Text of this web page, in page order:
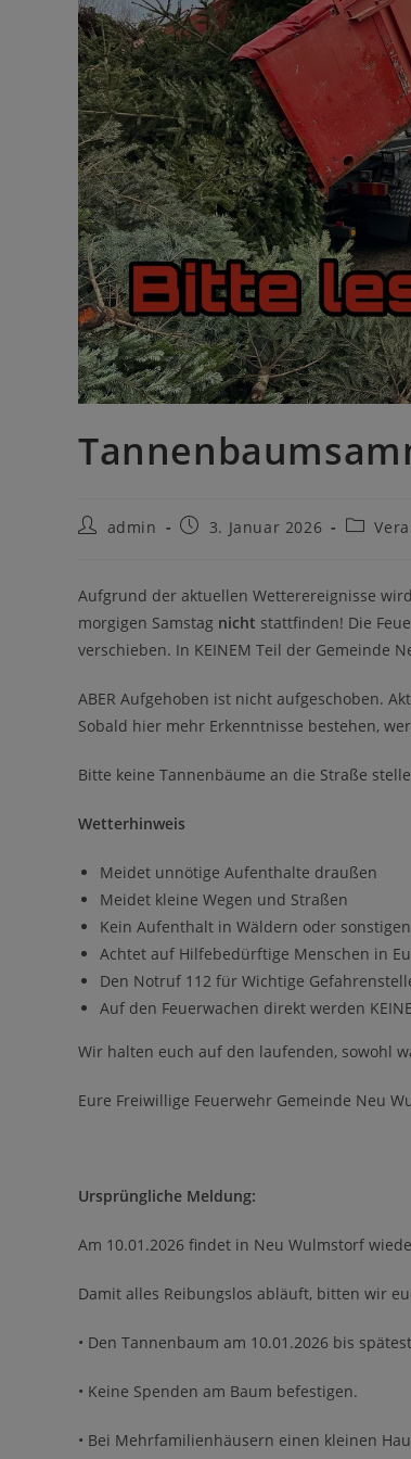
Beitrags-
admin
Beitrag3. Januar 2026
Aufgrund der aktuellen Wetterereignisse
morgigen Samstag nicht stattfinden! Die
verschieben. In KEINEM Teil der Gemeinde
ABER Aufgehoben ist nicht aufgeschoben.
Sobald hier mehr Erkenntnisse bestehen,
Bitte keine Tannenbäume an die Straße
Wetterhinweis
Meidet unnötige Aufenthalte draußen
Meidet kleine Wegen und Straßen
Kein Aufenthalt in Wäldern oder
Achtet auf Hilfebedürftige Menschen in
Den Notruf 112 für Wichtige
Auf den Feuerwachen direkt werden
Wir halten euch auf den laufenden, sowohl
Eure Freiwillige Feuerwehr Gemeinde Neu
Ursprüngliche Meldung:
Am 10.01.2026 findet in Neu Wulmstorf
Damit alles Reibungslos abläuft, bitten wir
• Den Tannenbaum am 10.01.2026 bis
• ⁠Keine Spenden am Baum befestigen.
• ⁠Bei Mehrfamilienhäusern einen kleinen